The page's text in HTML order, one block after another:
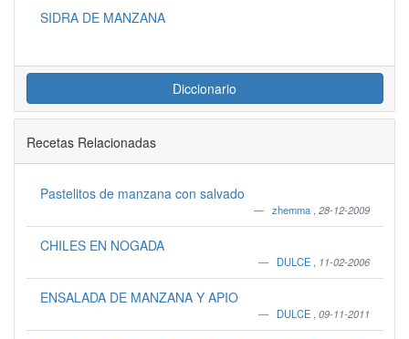
SIDRA DE MANZANA
Diccionario
Recetas Relacionadas
Pastelitos de manzana con salvado
zhemma 28-12-2009
CHILES EN NOGADA
DULCE 11-02-2006
ENSALADA DE MANZANA Y APIO
DULCE 09-11-2011